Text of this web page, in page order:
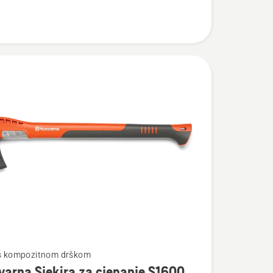
kompozitnom drškom